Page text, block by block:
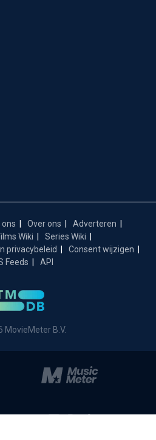
Over ons
Adverteren
Wiki
Series Wiki
privacybeleid
Consent wijzigen
Feeds
API
MovieMeter B.V.